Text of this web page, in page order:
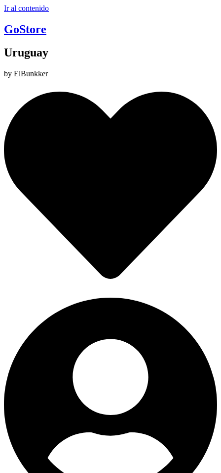
Ir al contenido
GoStore
Uruguay
by ElBunkker